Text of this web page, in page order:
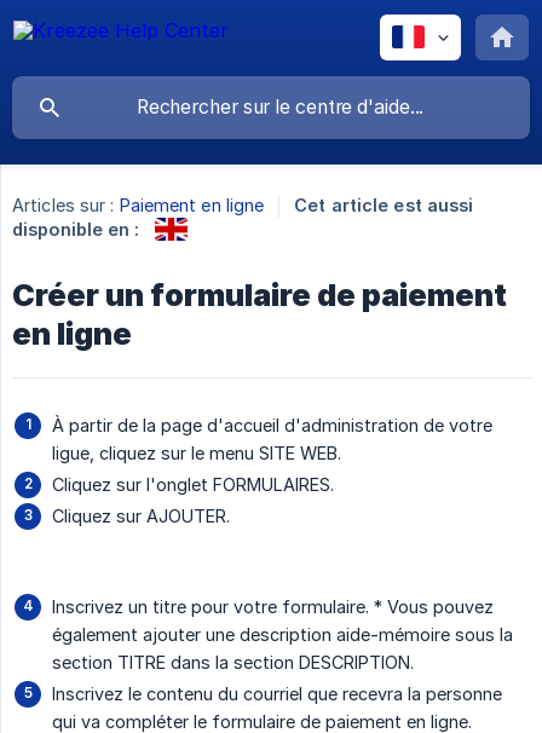
Articles sur : Paiement en ligne
Cet article est aussi
disponible en :
Créer un formulaire de paiement
en ligne
À partir de la page d'accueil d'administration de votre
ligue, cliquez sur le menu SITE WEB.
Cliquez sur l'onglet FORMULAIRES.
Cliquez sur AJOUTER.
Inscrivez un titre pour votre formulaire. * Vous pouvez
également ajouter une description aide-mémoire sous la
section TITRE dans la section DESCRIPTION.
Inscrivez le contenu du courriel que recevra la personne
qui va compléter le formulaire de paiement en ligne.